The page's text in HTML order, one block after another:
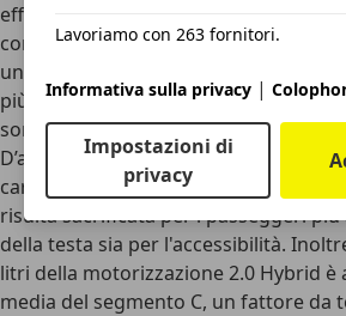
Lavoriamo con 263 fornitori.
Informativa sulla privacy |
Impostazioni di
privacy
efficienza del sistema ibrido Toyota
consumi bassissimi senza l'ansia della
un'affidabilità meccanica
più venduta al mondo e un
sorprendentemente godibile.
D’altro canto, il design affilato impone
carrozzeria spiovente limita
risulta sacrificata per i passeggeri
della testa sia per l'accessibilità.
litri della motorizzazione 2.0 Hybrid è
media del segmento C, un fattore da